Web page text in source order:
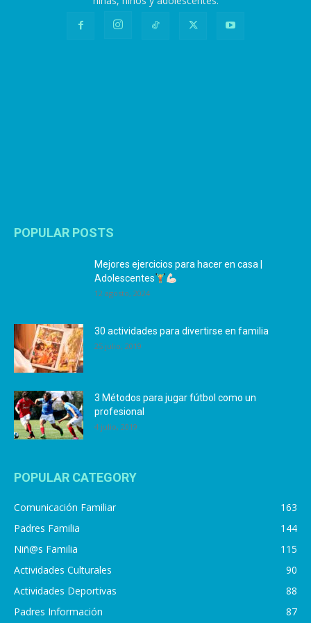
POPULAR POSTS
Mejores ejercicios para hacer en casa |
Adolescentes
12 agosto, 2024
30 actividades para divertirse en familia
25 julio, 2019
3 Métodos para jugar fútbol como un
profesional
4 julio, 2019
POPULAR CATEGORY
Comunicación Familiar
163
Padres Familia
144
Niñ@s Familia
115
Actividades Culturales
90
Actividades Deportivas
88
Padres Información
87